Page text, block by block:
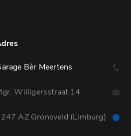
Bèr Meertens
Willigersstraat 14
AZ Gronsveld (Limburg)